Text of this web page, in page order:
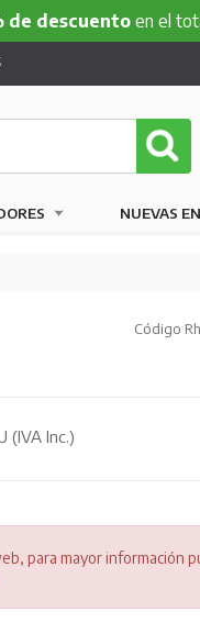
en el total de tu
NUEVAS
Código
(IVA Inc.)
para mayor información